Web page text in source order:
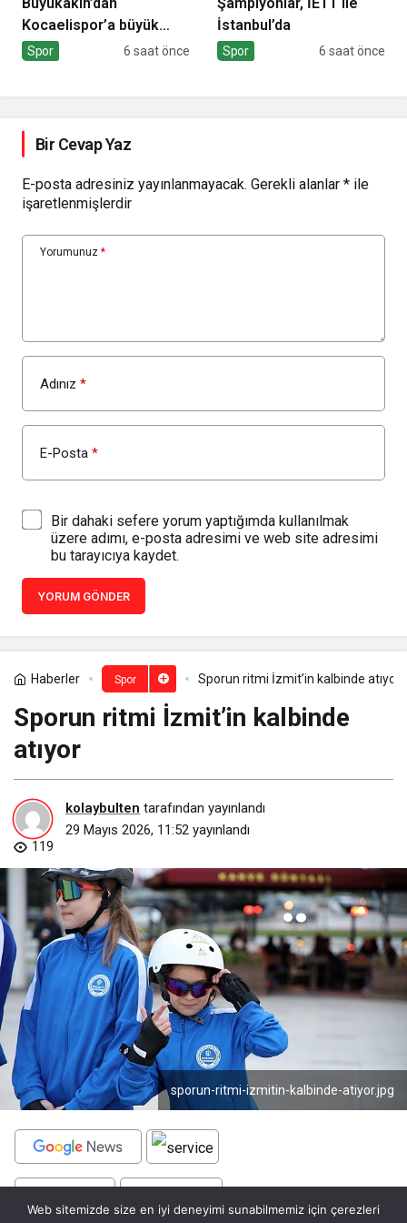
Kocaelispor’a büyük
moral
Spor 6 saat önce
İstanbul’da
Spor 6 saat önce
Bir Cevap Yaz
E-posta adresiniz yayınlanmayacak. Gerekli alanlar * ile
işaretlenmişlerdir
Yorumunuz *
Adınız *
E-Posta *
Bir dahaki sefere yorum yaptığımda kullanılmak
üzere adımı, e-posta adresimi ve web site adresimi
bu tarayıcıya kaydet.
YORUM GÖNDER
Haberler Spor Sporun ritmi İzmit’in kalbinde atıyor
Sporun ritmi İzmit’in kalbinde
atıyor
kolaybulten tarafından yayınlandı
29 Mayıs 2026, 11:52 yayınlandı
119
sporun-ritmi-izmitin-kalbinde-atiyor.jpg
Web sitemizde size en iyi deneyimi sunabilmemiz için çerezleri